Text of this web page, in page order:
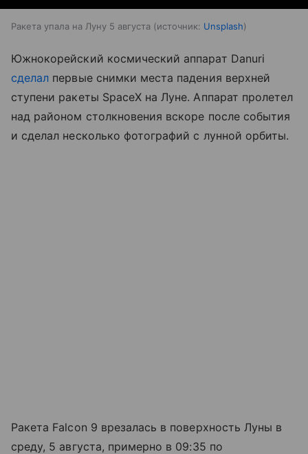
Ракета упала на Луну 5 августа источник: Unsplash
Южнокорейский космический аппарат Danuri
сделал первые снимки места падения верхней
ступени ракеты SpaceX на Луне. Аппарат пролетел
над районом столкновения вскоре после события
и сделал несколько фотографий с лунной орбиты.
Ракета Falcon 9 врезалась в поверхность Луны в
среду, 5 августа, примерно в 09:35 по